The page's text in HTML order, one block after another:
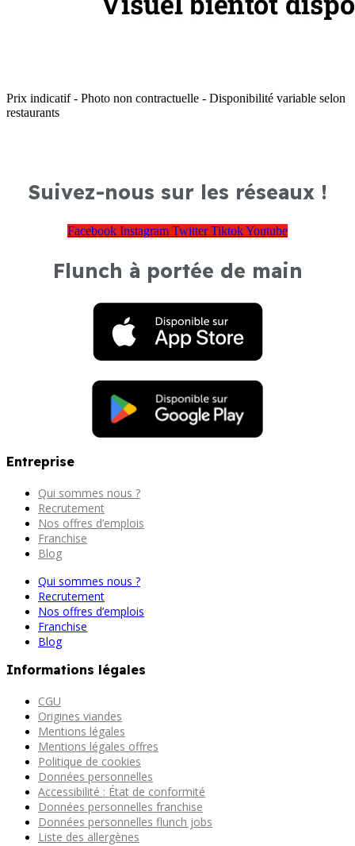
Prix indicatif - Photo non contractuelle - Disponibilité variable selon
restaurants
Suivez-nous sur les réseaux !
Facebook Instagram Twitter TiktokYoutube
Flunch à portée de main
Entreprise
Qui sommes nous ?
Recrutement
Nos offres d’emplois
Franchise
Blog
Qui sommes nous ?
Recrutement
Nos offres d’emplois
Franchise
Blog
Informations légales
CGU
Origines viandes
Mentions légales
Mentions légales offres
Politique de cookies
Données personnelles
Accessibilité : État de conformité
Données personnelles franchise
Données personnelles flunch jobs
Liste des allergènes